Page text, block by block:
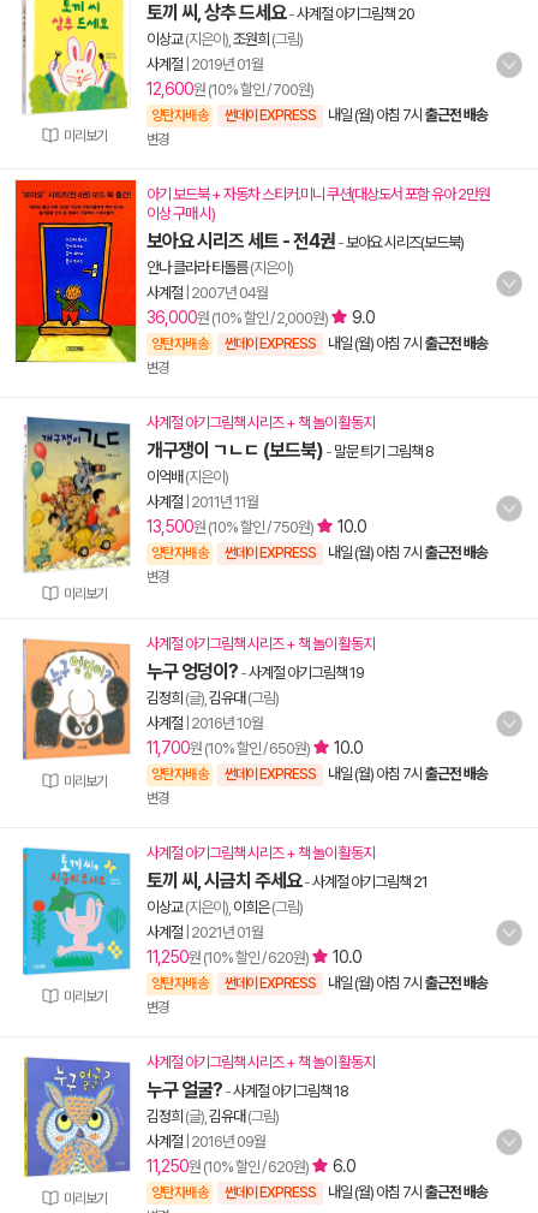
미리보기
토끼 씨, 상추 드세요-사계절 아기그림책 20
이상교(지은이), 조원희 (그림)
사계절 2019년 01월
12,600원 (10% 할인 / 700원)
양탄자배송 썬데이 EXPRESS 내일 (월) 아침 7시 출근전 배송
변경
아기 보드북 + 자동차 스티커.미니 쿠션(대상도서 포함 유아 2만원
이상 구매 시)
보아요 시리즈 세트 - 전4권 -보아요 시리즈(보드북)
안나 클라라 티돌름(지은이)
사계절 2007년 04월
36,000원 (10% 할인 / 2,000원) 9.0
양탄자배송 썬데이 EXPRESS 내일 (월) 아침 7시 출근전 배송
변경
미리보기
사계절 아기그림책 시리즈 + 책 놀이 활동지
개구쟁이 ㄱㄴㄷ (보드북) - 말문 틔기 그림책 8
이억배 (지은이)
사계절 2011년 11월
13,500원 (10% 할인 / 750원) 10.0
양탄자배송 썬데이 EXPRESS 내일 (월) 아침 7시 출근전 배송
변경
미리보기
사계절 아기그림책 시리즈 + 책 놀이 활동지
누구 엉덩이? -사계절 아기그림책 19
김정희 (글), 김유대 (그림)
사계절 2016년 10월
11,700원 (10% 할인 / 650원) 10.0
양탄자배송 썬데이 EXPRESS 내일 (월) 아침 7시 출근전 배송
변경
미리보기
사계절 아기그림책 시리즈 + 책 놀이 활동지
토끼 씨, 시금치 주세요-사계절 아기그림책 21
이상교(지은이), 이희은(그림)
사계절 2021년 01월
11,250원 (10% 할인 / 620원) 10.0
양탄자배송 썬데이 EXPRESS 내일 (월) 아침 7시 출근전 배송
변경
미리보기
사계절 아기그림책 시리즈 + 책 놀이 활동지
누구 얼굴? -사계절 아기그림책 18
김정희 (글), 김유대 (그림)
사계절 2016년 09월
11,250원 (10% 할인 / 620원) 6.0
양탄자배송 썬데이 EXPRESS 내일 (월) 아침 7시 출근전 배송